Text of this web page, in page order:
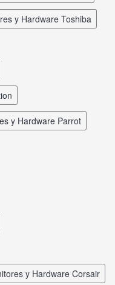
y Hardware Toshiba
y Hardware Parrot
y Hardware Corsair